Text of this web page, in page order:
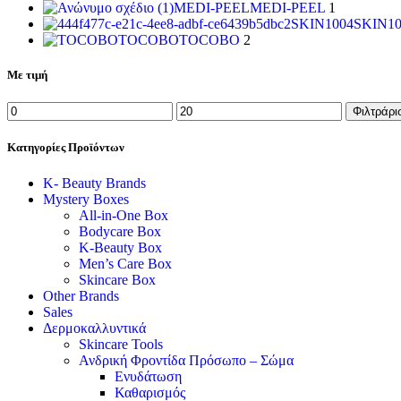
MEDI-PEELMEDI-PEEL 1
SKIN1004
TOCOBOTOCOBO 2
Με τιμή
Κατηγορίες Προϊόντων
K- Beauty Brands
Mystery Boxes
All-in-One Box
Bodycare Box
K-Beauty Box
Men’s Care Box
Skincare Box
Other Brands
Sales
Δερμοκαλλυντικά
Skincare Tools
Ανδρική Φροντίδα Πρόσωπο – Σώμα
Ενυδάτωση
Καθαρισμός